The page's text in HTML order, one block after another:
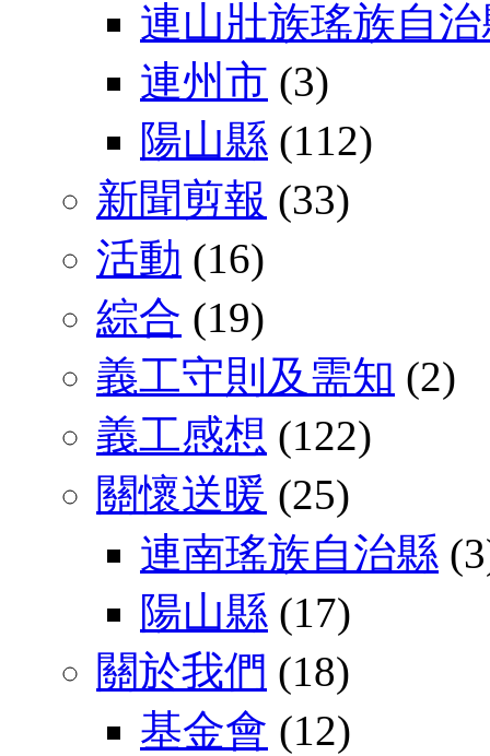
連山壯族瑤族自
連州市 (3)
陽山縣 (112)
新聞剪報 (33)
活動 (16)
綜合 (19)
義工守則及需知 (2)
義工感想 (122)
關懷送暖 (25)
連南瑤族自治縣
陽山縣 (17)
關於我們 (18)
基金會 (12)